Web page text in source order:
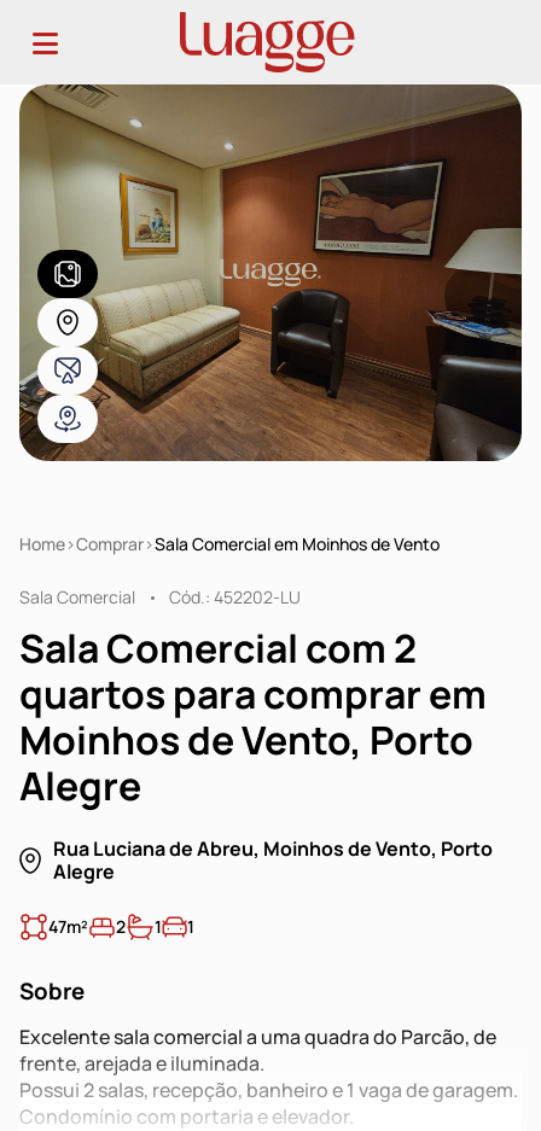
Home Comprar Sala Comercial em Moinhos de Vento
Sala Comercial Cód.: 452202-LU
Sala Comercial com 2
quartos para comprar em
Moinhos de Vento, Porto
Alegre
Rua Luciana de Abreu, Moinhos de Vento, Porto
Alegre
47m² 2 1 1
Sobre
Excelente sala comercial a uma quadra do Parcão, de
frente, arejada e iluminada.
Possui 2 salas, recepção, banheiro e 1 vaga de garagem.
Condomínio com portaria e elevador.